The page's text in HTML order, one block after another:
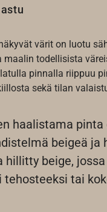
värit on luotu
maalin todellisista
pinnalla riippuu
sekä tilan
haalistama pinta
beigeä ja
hillitty beige,
tehosteeksi tai